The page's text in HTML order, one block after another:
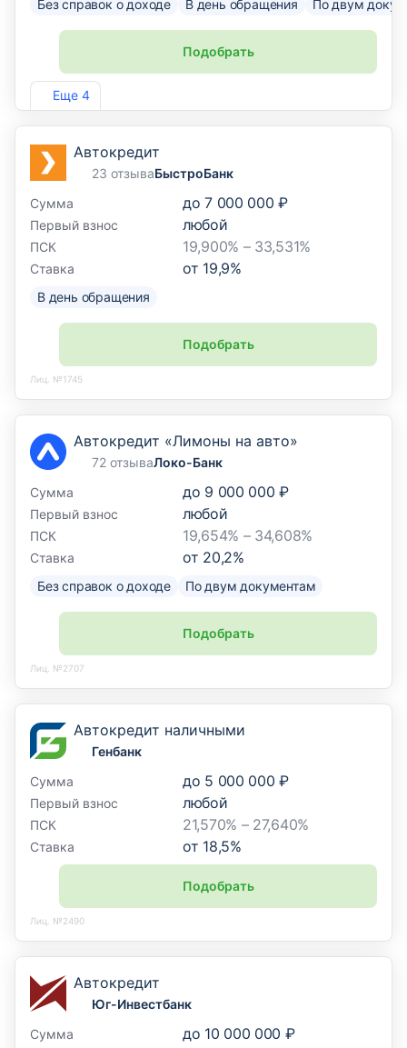
Еще 4
Без справок о доходе В день обращения По двум
Подобрать
Лиц. №1343
Автокредит
23 отзываБыстроБанк
Сумма
до 7 000 000 ₽
Первый взнос любой
ПСК 19,900% – 33,531%
Ставка от 19,9%
В день обращения
Подобрать
Лиц. №1745
Автокредит «Лимоны на авто»
72 отзываЛоко-Банк
Сумма
до 9 000 000 ₽
Первый взнос любой
ПСК 19,654% – 34,608%
Ставка от 20,2%
Без справок о доходе По двум документам
Подобрать
Лиц. №2707
Автокредит наличными
Генбанк
Сумма
до 5 000 000 ₽
Первый взнос любой
ПСК 21,570% – 27,640%
Ставка от 18,5%
Подобрать
Лиц. №2490
Автокредит
Юг-Инвестбанк
Сумма
до 10 000 000 ₽